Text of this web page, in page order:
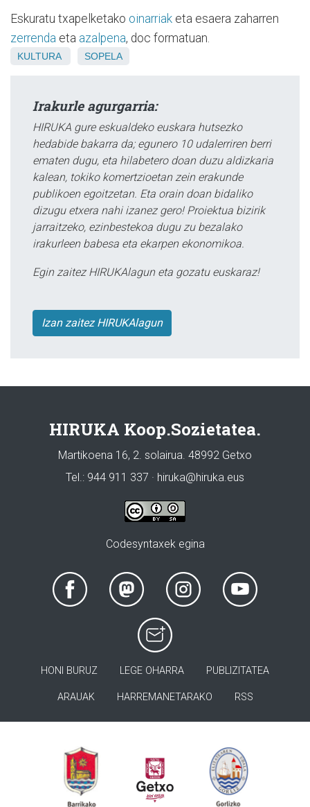
Eskuratu txapelketako oinarriak eta esaera zaharren
zerrenda eta azalpena, doc formatuan.
KULTURA SOPELA
Irakurle agurgarria:
HIRUKA gure eskualdeko euskara hutsezko
hedabide bakarra da; egunero 10 udalerriren berri
ematen dugu, eta hilabetero doan duzu aldizkaria
kalean, tokiko komertzioetan zein erakunde
publikoen egoitzetan. Eta orain doan bidaliko
dizugu etxera nahi izanez gero! Proiektua bizirik
jarraitzeko, ezinbestekoa dugu zu bezalako
irakurleen babesa eta ekarpen ekonomikoa.
Egin zaitez HIRUKAlagun eta gozatu euskaraz!
Izan zaitez HIRUKAlagun
HIRUKA Koop.Sozietatea.
Martikoena 16, 2. solairua. 48992 Getxo
Tel.: 944 911 337 · hiruka@hiruka.eus
Codesyntaxek egina
HONI BURUZ LEGE OHARRA PUBLIZITATEA
ARAUAK HARREMANETARAKO RSS